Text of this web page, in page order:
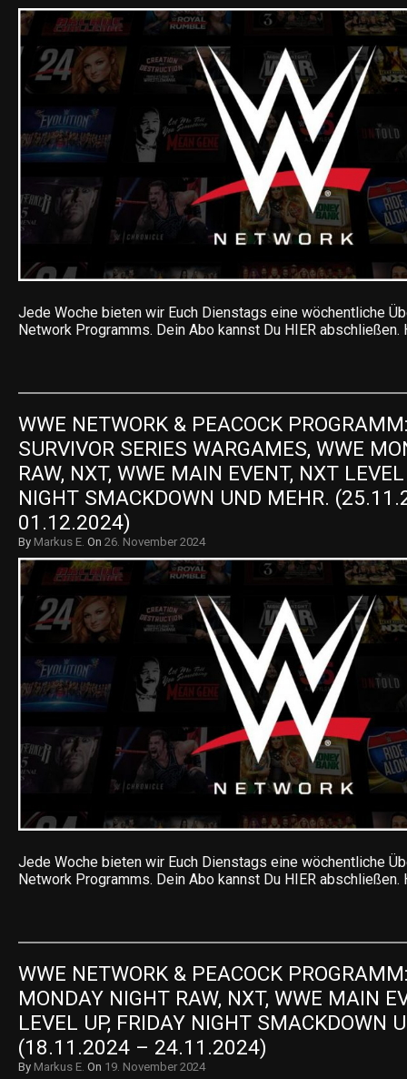
Jede Woche bieten wir Euch Dienstags eine wöchentliche
Network Programms. Dein Abo kannst Du HIER abschließen.
WWE NETWORK & PEACOCK
SURVIVOR SERIES WARGAMES, WWE
RAW, NXT, WWE MAIN EVENT, NXT
NIGHT SMACKDOWN UND MEHR.
01.12.2024)
By Markus E. On 26. November 2024
Jede Woche bieten wir Euch Dienstags eine wöchentliche
Network Programms. Dein Abo kannst Du HIER abschließen.
WWE NETWORK & PEACOCK
MONDAY NIGHT RAW, NXT, WWE MAIN
LEVEL UP, FRIDAY NIGHT SMACKDOWN
(18.11.2024 – 24.11.2024)
By Markus E. On 19. November 2024